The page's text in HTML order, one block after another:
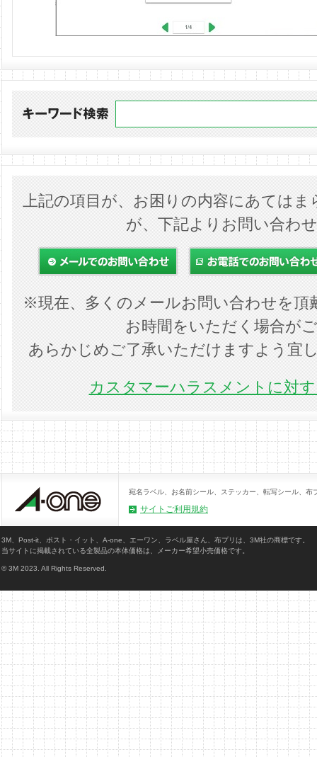
上記の項目が、お困りの内容にあては
が、下記よりお問い合わ
※現在、多くのメールお問い合わせを頂
お時間をいただく場合が
あらかじめご了承いただけますよう宜
カスタマーハラスメントに対
宛名ラベル、お名前シール、ステッカー、転写シール、
サイトご利用規約
3M、Post-it、ポスト・イット、A-one、エーワン、ラベル屋さん、布プリは、3M社の商標です。
当サイトに掲載されている全製品の本体価格は、メーカー希望小売価格です。
© 3M 2023. All Rights Reserved.